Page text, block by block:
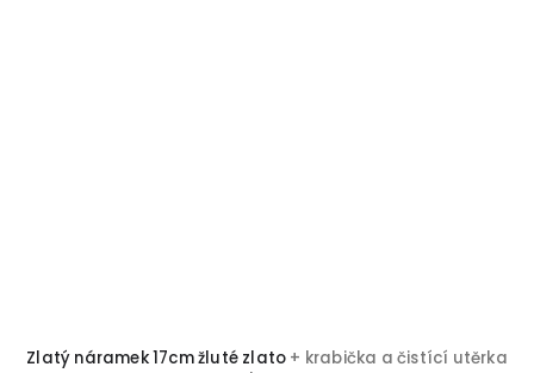
Zlatý náramek 17cm žluté zlato + krabička a čistící utěrka